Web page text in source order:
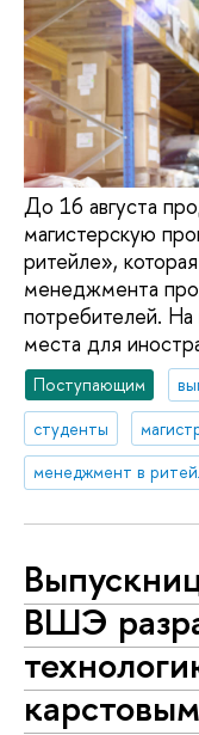
До 16 августа
магистерскую
ритейле»,
менеджмента
потребителей.
места для
Поступающим
студенты
менеджмент в
ВШЭ